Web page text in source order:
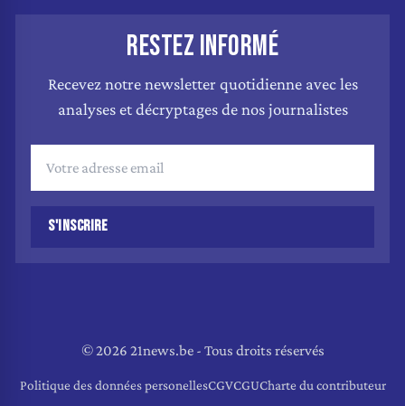
RESTEZ INFORMÉ
Recevez notre newsletter quotidienne avec les
analyses et décryptages de nos journalistes
S'INSCRIRE
© 2026 21news.be - Tous droits réservés
Politique des données personellesCGVCGUCharte du contributeur